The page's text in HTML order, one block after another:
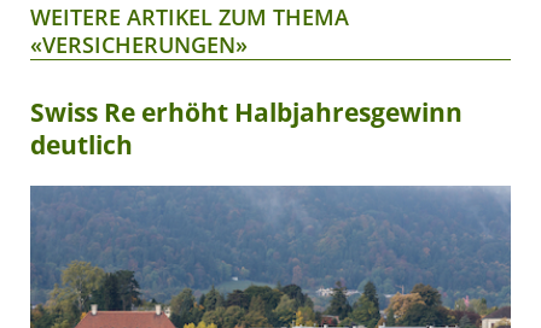
WEITERE ARTIKEL ZUM THEMA
«VERSICHERUNGEN»
Swiss Re erhöht Halbjahresgewinn
deutlich